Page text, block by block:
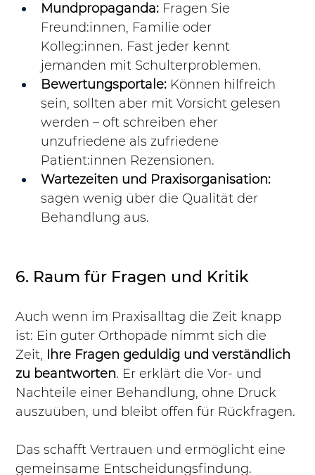
Mundpropaganda: Fragen Sie
Freund:innen, Familie oder
Kolleg:innen. Fast jeder kennt
jemanden mit Schulterproblemen.
Bewertungsportale: Können hilfreich
sein, sollten aber mit Vorsicht gelesen
werden – oft schreiben eher
unzufriedene als zufriedene
Patient:innen Rezensionen.
Wartezeiten und Praxisorganisation:
sagen wenig über die Qualität der
Behandlung aus.
6. Raum für Fragen und Kritik
Auch wenn im Praxisalltag die Zeit knapp
ist: Ein guter Orthopäde nimmt sich die
Zeit, Ihre Fragen geduldig und verständlich
zu beantworten. Er erklärt die Vor- und
Nachteile einer Behandlung, ohne Druck
auszuüben, und bleibt offen für Rückfragen.
Das schafft Vertrauen und ermöglicht eine
gemeinsame Entscheidungsfindung.